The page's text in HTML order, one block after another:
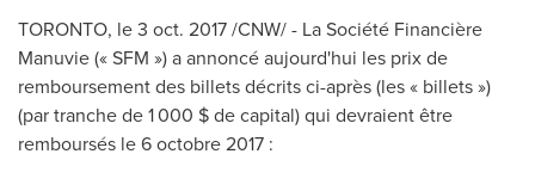
TORONTO, le3 oct. 2017/CNW/ - La Société Financière
Manuvie (« SFM ») a annoncé aujourd'hui les prix de
remboursement des billets décrits ci-après (les « billets »)
(par tranche de 1 000 $ de capital) qui devraient être
remboursés le 6 octobre 2017 :